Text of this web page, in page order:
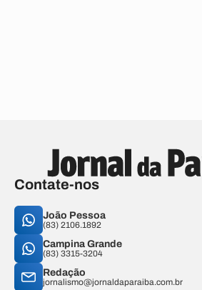
Contate-nos
João Pessoa
(83) 2106.1892
Campina Grande
(83) 3315-3204
Redação
jornalismo@jornaldaparaiba.com.br